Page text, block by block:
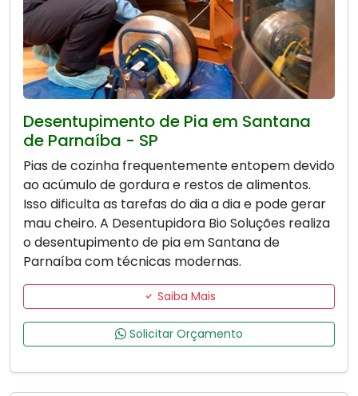
Desentupimento de Pia em Santana
de Parnaíba - SP
Pias de cozinha frequentemente entopem devido
ao acúmulo de gordura e restos de alimentos.
Isso dificulta as tarefas do dia a dia e pode gerar
mau cheiro. A Desentupidora Bio Soluções realiza
o desentupimento de pia em Santana de
Parnaíba com técnicas modernas.
Saiba Mais
Solicitar Orçamento